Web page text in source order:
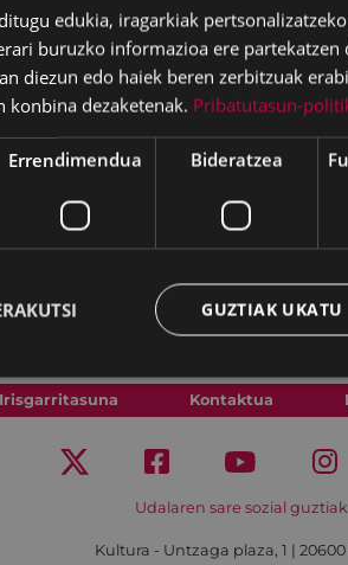
Irisgarritasuna Kontaktua
Udalaren sare sozial guztiak
Kultura - Untzaga plaza, 1 |
edukia, iragarkiak
buruzko informazioa ere
diezun edo haiek beren zerbitzuak
konbina dezaketenak. Pribatutasun-
Errendimendua Bideratzea
GUZTIAK UKATU